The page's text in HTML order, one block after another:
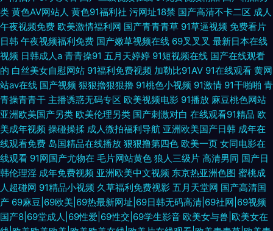
类 黄色AV网站人 黄色91福利社 污网址18禁 国产高清不卡二区 成人
午夜视频免费 欧美激情福利网 国产青青青草 91草逼视频 免费看片
日韩 午夜视频福利免费 国产嫩草视频在线 69叉叉叉 最新日本在线
视频 日韩成人a 青青操91 五月天婷婷 91短视频在线 国产在线观看
的 白丝美女自慰网站 91福利免费视频 加勒比91AV 91在线观看 黄网
站av在线 国产视频 狠狠擼狠狠擼 91桃色小视频 91激情 91干啪啪 青
青操青青干 主播诱惑无码专区 欧美视频电影 91播放 麻豆桃色网站
亚洲欧美国产另类 欧美伦理另类 国产刺激对白 在线观看91精品 欧
美成年视频 操碰操揉 成人微拍福利导航 亚洲欧美国产日韩 成年在
线观看免费 岛国精品在线播放 狠狠撸第四色 欧美一页 女同电影在
线观看 91网国产尤物在 毛片网站黄色 狼人三级片 高清男同 国产日
韩伦理淫 成年免费视频 亚洲欧美中文视频 东京热亚洲色图 蜜桃成
人超碰网 91精品小视频 久草福利免费视影 五月天堂网 国产高清国
产 69麻豆|69欧美|69热最新网址|69日韩无码高清|69社网|69视频
国产8|69堂成人|69性爱|69性交|69学生影音 欧美女与兽|欧美女在